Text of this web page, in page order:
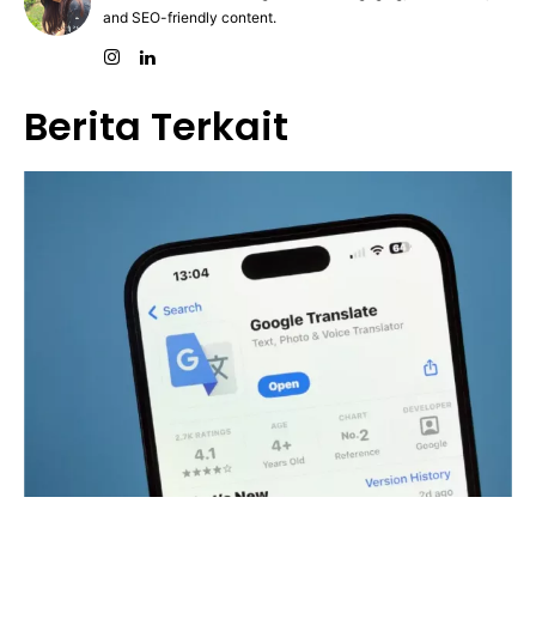
and SEO-friendly content.
Berita Terkait